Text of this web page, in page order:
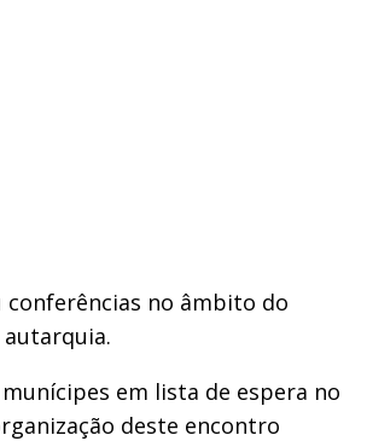
no âmbito do
em lista de espera no
deste encontro